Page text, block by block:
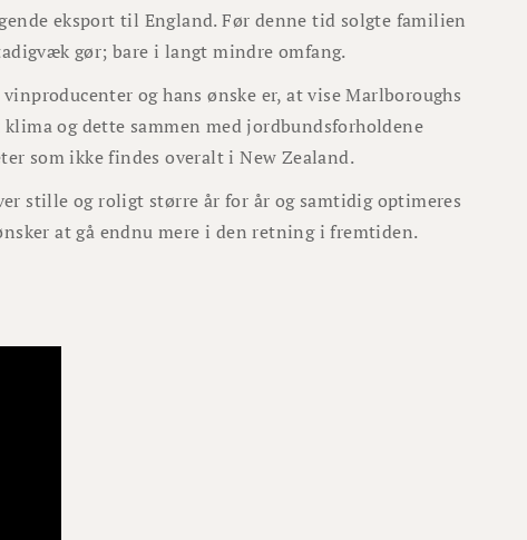
eksport til England. Før denne tid solgte familien
gør; bare i langt mindre omfang.
og hans ønske er, at vise Marlboroughs
og dette sammen med jordbundsforholdene
som ikke findes overalt i New Zealand.
stille og roligt større år for år og samtidig optimeres
at gå endnu mere i den retning i fremtiden.